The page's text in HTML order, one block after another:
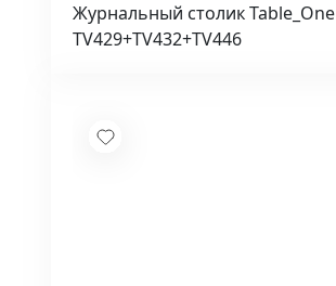
Журнальный столик
TV429+TV432+TV446